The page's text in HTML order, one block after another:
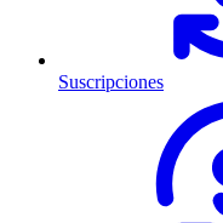
Suscripciones